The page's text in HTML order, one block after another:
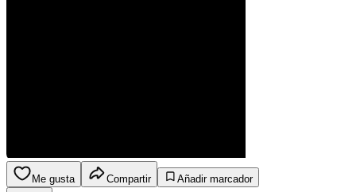
Me gusta Compartir
Añadir marcador